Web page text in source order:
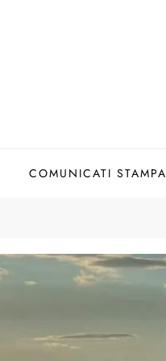
COMUNICATI STAMPA